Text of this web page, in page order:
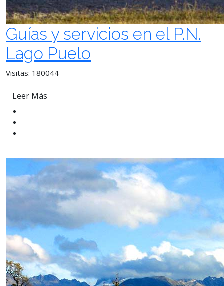
Guías y servicios en el P.N.
Lago Puelo
Visitas: 180044
Leer Más